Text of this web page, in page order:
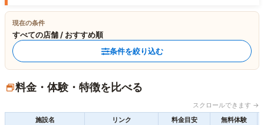
現在の条件
すべての店舗 / おすすめ順
条件を絞り込む
料金・体験・特徴を比べる
スクロールできます →
施設名
リンク 料金目安 無料体験